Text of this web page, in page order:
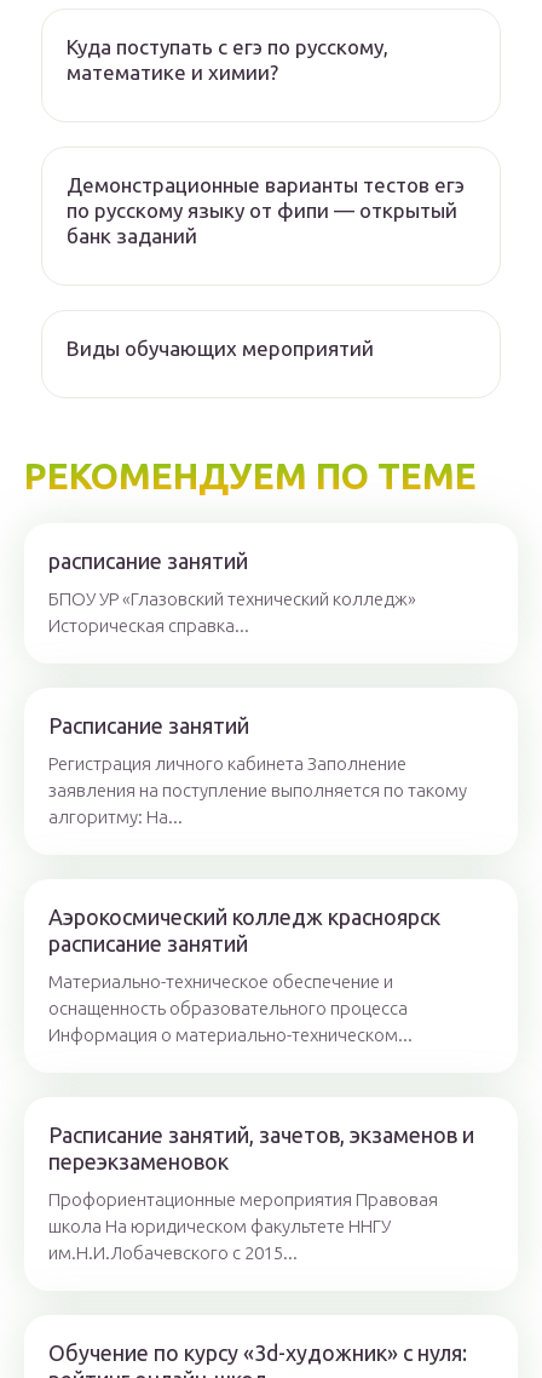
Куда поступать с егэ по русскому,
математике и химии?
Демонстрационные варианты тестов егэ
по русскому языку от фипи — открытый
банк заданий
Виды обучающих мероприятий
РЕКОМЕНДУЕМ ПО ТЕМЕ
​​​расписание занятий
БПОУ УР «Глазовский технический колледж» ​​
Историческа​я справка​ ...
Расписание занятий
Регистрация личного кабинета Заполнение
заявления на поступление выполняется по такому
алгоритму: На...
Аэрокосмический колледж красноярск
расписание занятий
Материально-техническое обеспечение и
оснащенность образовательного процесса
Информация о материально-техническом...
Расписание занятий, зачетов, экзаменов и
переэкзаменовок
Профориентационные мероприятия Правовая
школа На юридическом факультете ННГУ
им.Н.И.Лобачевского с 2015...
Обучение по курсу «3d-художник» с нуля: